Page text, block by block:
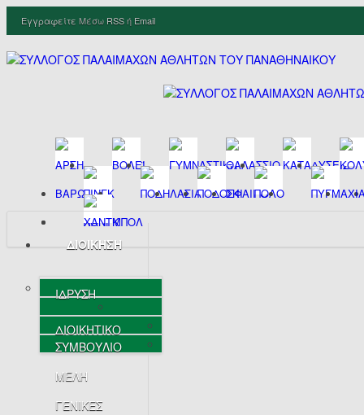
Εγγραφείτε Μέσω RSSή Email
ΔΙΟΙΚΗΣΗ
ΙΔΡΥΣΗ
ΔΙΟΙΚΗΤΙΚΟ
ΣΥΜΒΟΥΛΙΟ
ΜΕΛΗ
ΓΕΝΙΚΕΣ